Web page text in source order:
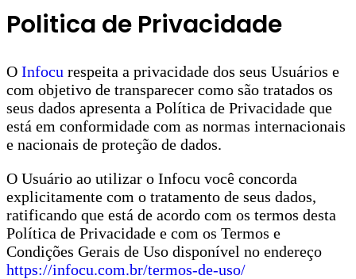
Politica de Privacidade
O Infocu respeita a privacidade dos seus Usuários e
com objetivo de transparecer como são tratados os
seus dados apresenta a Política de Privacidade que
está em conformidade com as normas internacionais
e nacionais de proteção de dados.
O Usuário ao utilizar o Infocu você concorda
explicitamente com o tratamento de seus dados,
ratificando que está de acordo com os termos desta
Política de Privacidade e com os Termos e
Condições Gerais de Uso disponível no endereço
https://infocu.com.br/termos-de-uso/